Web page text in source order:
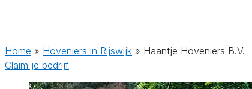
Home » Hoveniers in Rijswijk » Haantje Hoveniers B.V.
Claim je bedrijf